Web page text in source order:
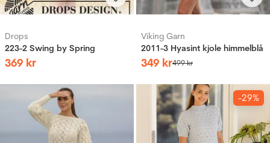
Drops
223-2 Swing by Spring
369 kr
Viking Garn
2011-3 Hyasint kjole himmelblå
349 kr499kr
-29%